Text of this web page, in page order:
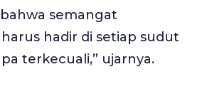
semangat
hadir di setiap sudut
terkecuali,” ujarnya.